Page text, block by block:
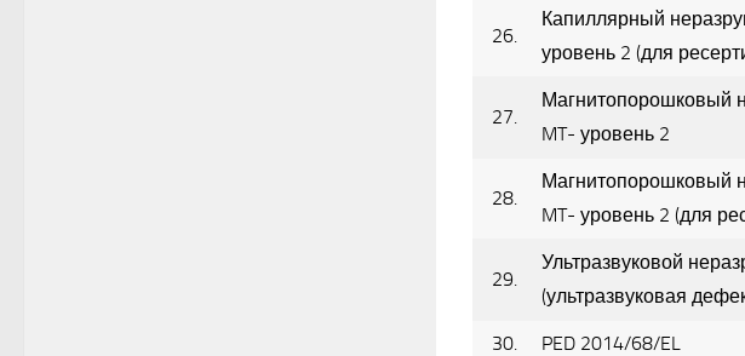
26.
Капиллярный
уровень 2 (для
27.
Магнитопорошковый
MT- уровень 2
28.
Магнитопорошковый
MT- уровень 2 (для
29.
Ультразвуковой
(ультразвуковая
30. PED 2014/68/EL